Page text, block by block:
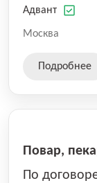
Казахстана и
Адвант
Москва
Подробнее
Повар,
По